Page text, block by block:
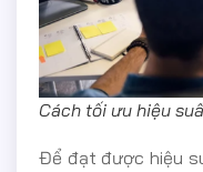
Cách tối ưu hiệu
Để đạt được hiệu